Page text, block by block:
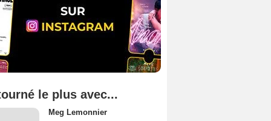
le plus avec...
Meg Lemonnier